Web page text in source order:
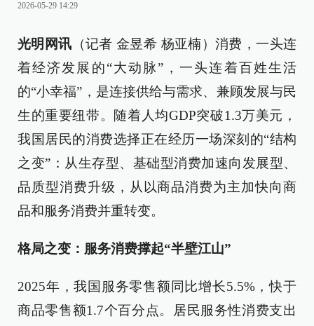
2026-05-29 14:29
光明网讯 （记者 金昱希 杨亚楠）消费，一头连
着经济发展的“大动脉”，一头连着百姓生活
的“小幸福”，是连接供给与需求、兼顾发展与民
生的重要纽带。随着人均GDP突破1.3万美元，
我国居民的消费选择正在经历一场深刻的“结构
之变”：从生存型、基础型消费加速向发展型、
品质型消费升级，从以商品消费为主加快向商
品和服务消费并重转变。
格局之变：服务消费撑起“半壁江山”
2025年，我国服务零售额同比增长5.5%，快于
商品零售额1.7个百分点。居民服务性消费支出